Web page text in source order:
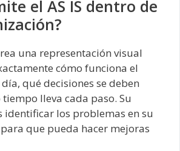
el AS IS dentro de
una representación visual
cómo funciona el
qué decisiones se deben
lleva cada paso. Su
identificar los problemas en su
que pueda hacer mejoras